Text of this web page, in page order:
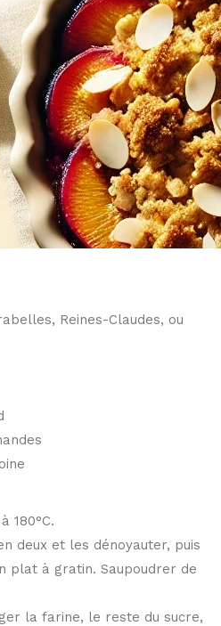
Reines-Claudes, ou
180°C.
deux et les dénoyauter, puis
plat à gratin. Saupoudrer de
la farine, le reste du sucre,